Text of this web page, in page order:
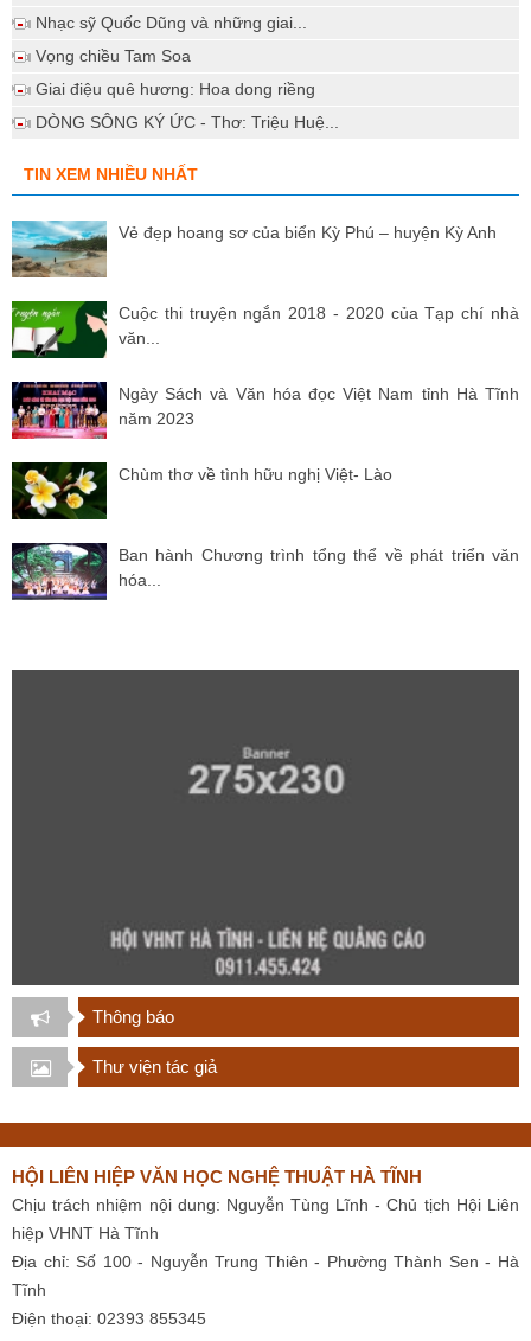
Nhạc sỹ Quốc Dũng và những giai...
Vọng chiều Tam Soa
Giai điệu quê hương: Hoa dong riềng
DÒNG SÔNG KÝ ỨC - Thơ: Triệu Huệ...
TIN XEM NHIỀU NHẤT
Vẻ đẹp hoang sơ của biển Kỳ Phú – huyện Kỳ Anh
Cuộc thi truyện ngắn 2018 - 2020 của Tạp chí nhà
văn...
Ngày Sách và Văn hóa đọc Việt Nam tỉnh Hà Tĩnh
năm 2023
Chùm thơ về tình hữu nghị Việt- Lào
Ban hành Chương trình tổng thể về phát triển văn
hóa...
Thông báo
Thư viện tác giả
HỘI LIÊN HIỆP VĂN HỌC NGHỆ THUẬT HÀ TĨNH
Chịu trách nhiệm nội dung: Nguyễn Tùng Lĩnh - Chủ tịch Hội Liên
hiệp VHNT Hà Tĩnh
Địa chỉ: Số 100 - Nguyễn Trung Thiên - Phường Thành Sen - Hà
Tĩnh
Điện thoại: 02393 855345